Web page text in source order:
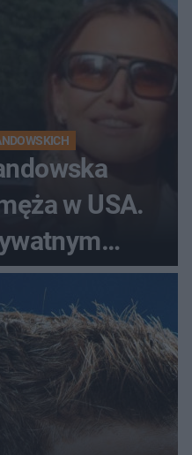
w USA.
to dopiero